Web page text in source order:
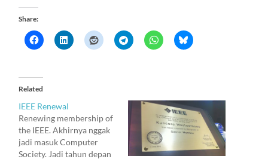
Share:
Related
IEEE Renewal
Renewing membership of
the IEEE. Akhirnya nggak
jadi masuk Computer
Society. Jadi tahun depan